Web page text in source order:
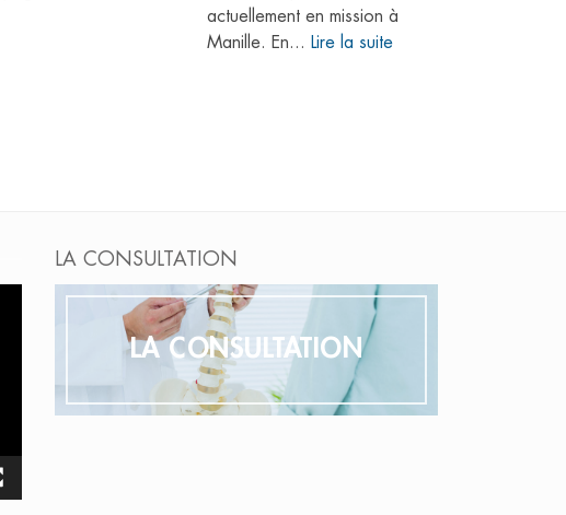
actuellement en mission à
Manille. En... Lire la suite
LA CONSULTATION
LA CONSULTATION